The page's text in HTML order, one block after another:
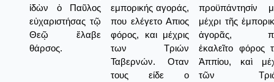
ἰδὼν ὁ Παῦλος
εὐχαριστήσας τῷ
Θεῷ ἔλαβε
θάρσος.
εμπορικής αγοράς,
που ελέγετο Απιος
φόρος, και μέχρις
των Τριών
Ταβερνών. Οταν
τους είδε ο
προϋπάντησίν
μέχρι τῆς
ἀγορᾶς,
ἐκαλεῖτο φόρος
Ἀππίου, καὶ
τῶν